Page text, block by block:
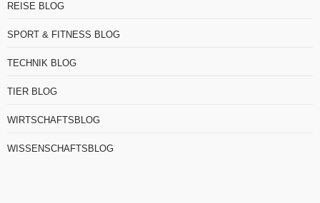
REISE BLOG
SPORT & FITNESS BLOG
TECHNIK BLOG
TIER BLOG
WIRTSCHAFTSBLOG
WISSENSCHAFTSBLOG